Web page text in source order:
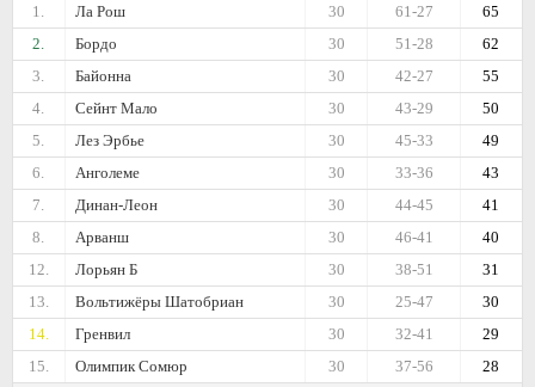
1.
Ла Рош 65
61-27
30
2.
Бордо 62
51-28
30
3.
Байонна 55
42-27
30
4.
Сейнт Мало 50
43-29
30
5.
Лез Эрбье 49
45-33
30
6.
Анголеме 43
33-36
30
7.
Динан-Леон 41
44-45
30
8.
Арванш 40
46-41
30
12.
Лорьян Б 31
38-51
30
13.
Вольтижёры Шатобриан 30
25-47
30
14.
Гренвил 29
32-41
30
15.
Олимпик Сомюр 28
37-56
30